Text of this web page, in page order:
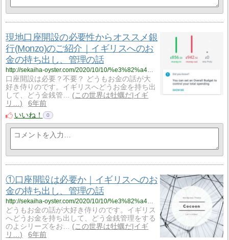
現地口座開設の必要性からオススメ銀
行(Monzo)のご紹介｜イギリスへのお
金の持ち出し、管理の話
口座開設は必要？不要？ どうもお金の話が大
好き侍りのです。イギリスへどうお金を持ち出
して、どう金銭管…
この世界は牡蠣だ|イギ
リ…
6年前
いいね！
0
①口座開設は必要か｜イギリスへのお
金の持ち出し、管理の話
どうもお金の話が大好き侍りのです。イギリス
へどうお金を持ち出して、どう金銭管理をする
のよシリーズをお…
この世界は牡蠣だ|イギ
リ…
6年前